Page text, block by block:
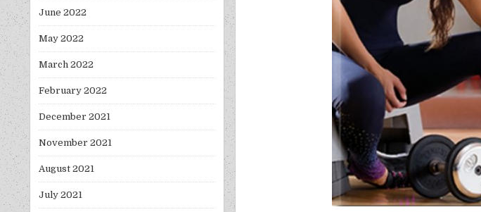
June 2022
May 2022
March 2022
February 2022
December 2021
November 2021
August 2021
July 2021